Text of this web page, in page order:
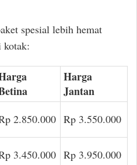
spesial lebih hemat
kotak:
Harga
Jantan
2.850.000 Rp 3.550.000
3.450.000 Rp 3.950.000